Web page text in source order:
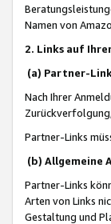
Namen von
2. Links auf
(a) Partner-
Nach Ihrer
Partner-Links
(b) Allgemeine
Partner-Links
Arten von Links
Gestaltung und